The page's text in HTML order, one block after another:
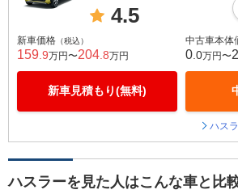
4.5
新車価格 （税込）
159 .9万円〜204 .8万円
新車見積もり(無料)
中古車本体
0 .0万円〜
ハス
ハスラーを見た人はこんな車と比